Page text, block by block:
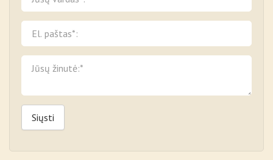
Siųsti